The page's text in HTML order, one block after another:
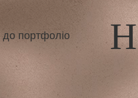
портфоліо
Africa